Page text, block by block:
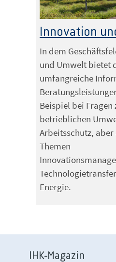
Foto: Soonthorn - stock.adobe.com
Innovation
In dem
und Umwelt bietet
umfangreiche
Beispiel bei Fragen
betrieblichen
Arbeitsschutz, aber
Themen
Energie.
IHK-Magazin